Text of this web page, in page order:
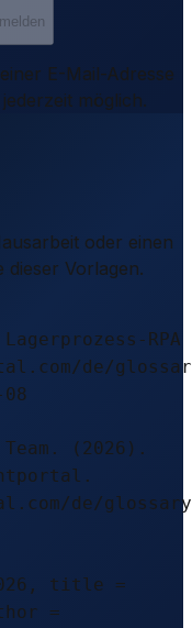
E-Mail-Adresse
möglich.
oder einen
dieser Vorlagen.
RPA
de/
(2026).
de/
title =
=